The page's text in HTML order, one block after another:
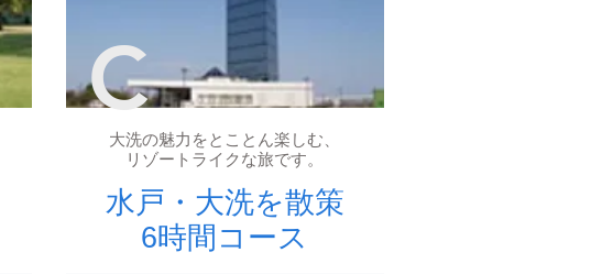
大洗の魅力をとことん楽しむ、
リゾートライクな旅です。
C
水戸・大洗を散策
6時間コース